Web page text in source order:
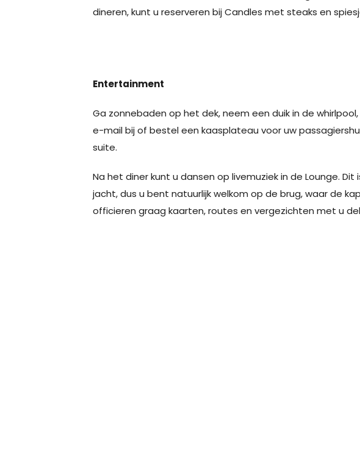
dineren, kunt u reserveren bij Candles met steaks en
Entertainment
Ga zonnebaden op het dek, neem een duik in de
e-mail bij of bestel een kaasplateau voor uw
suite.
Na het diner kunt u dansen op livemuziek in de Lounge. Dit
jacht, dus u bent natuurlijk welkom op de brug, waar de
officieren graag kaarten, routes en vergezichten met u